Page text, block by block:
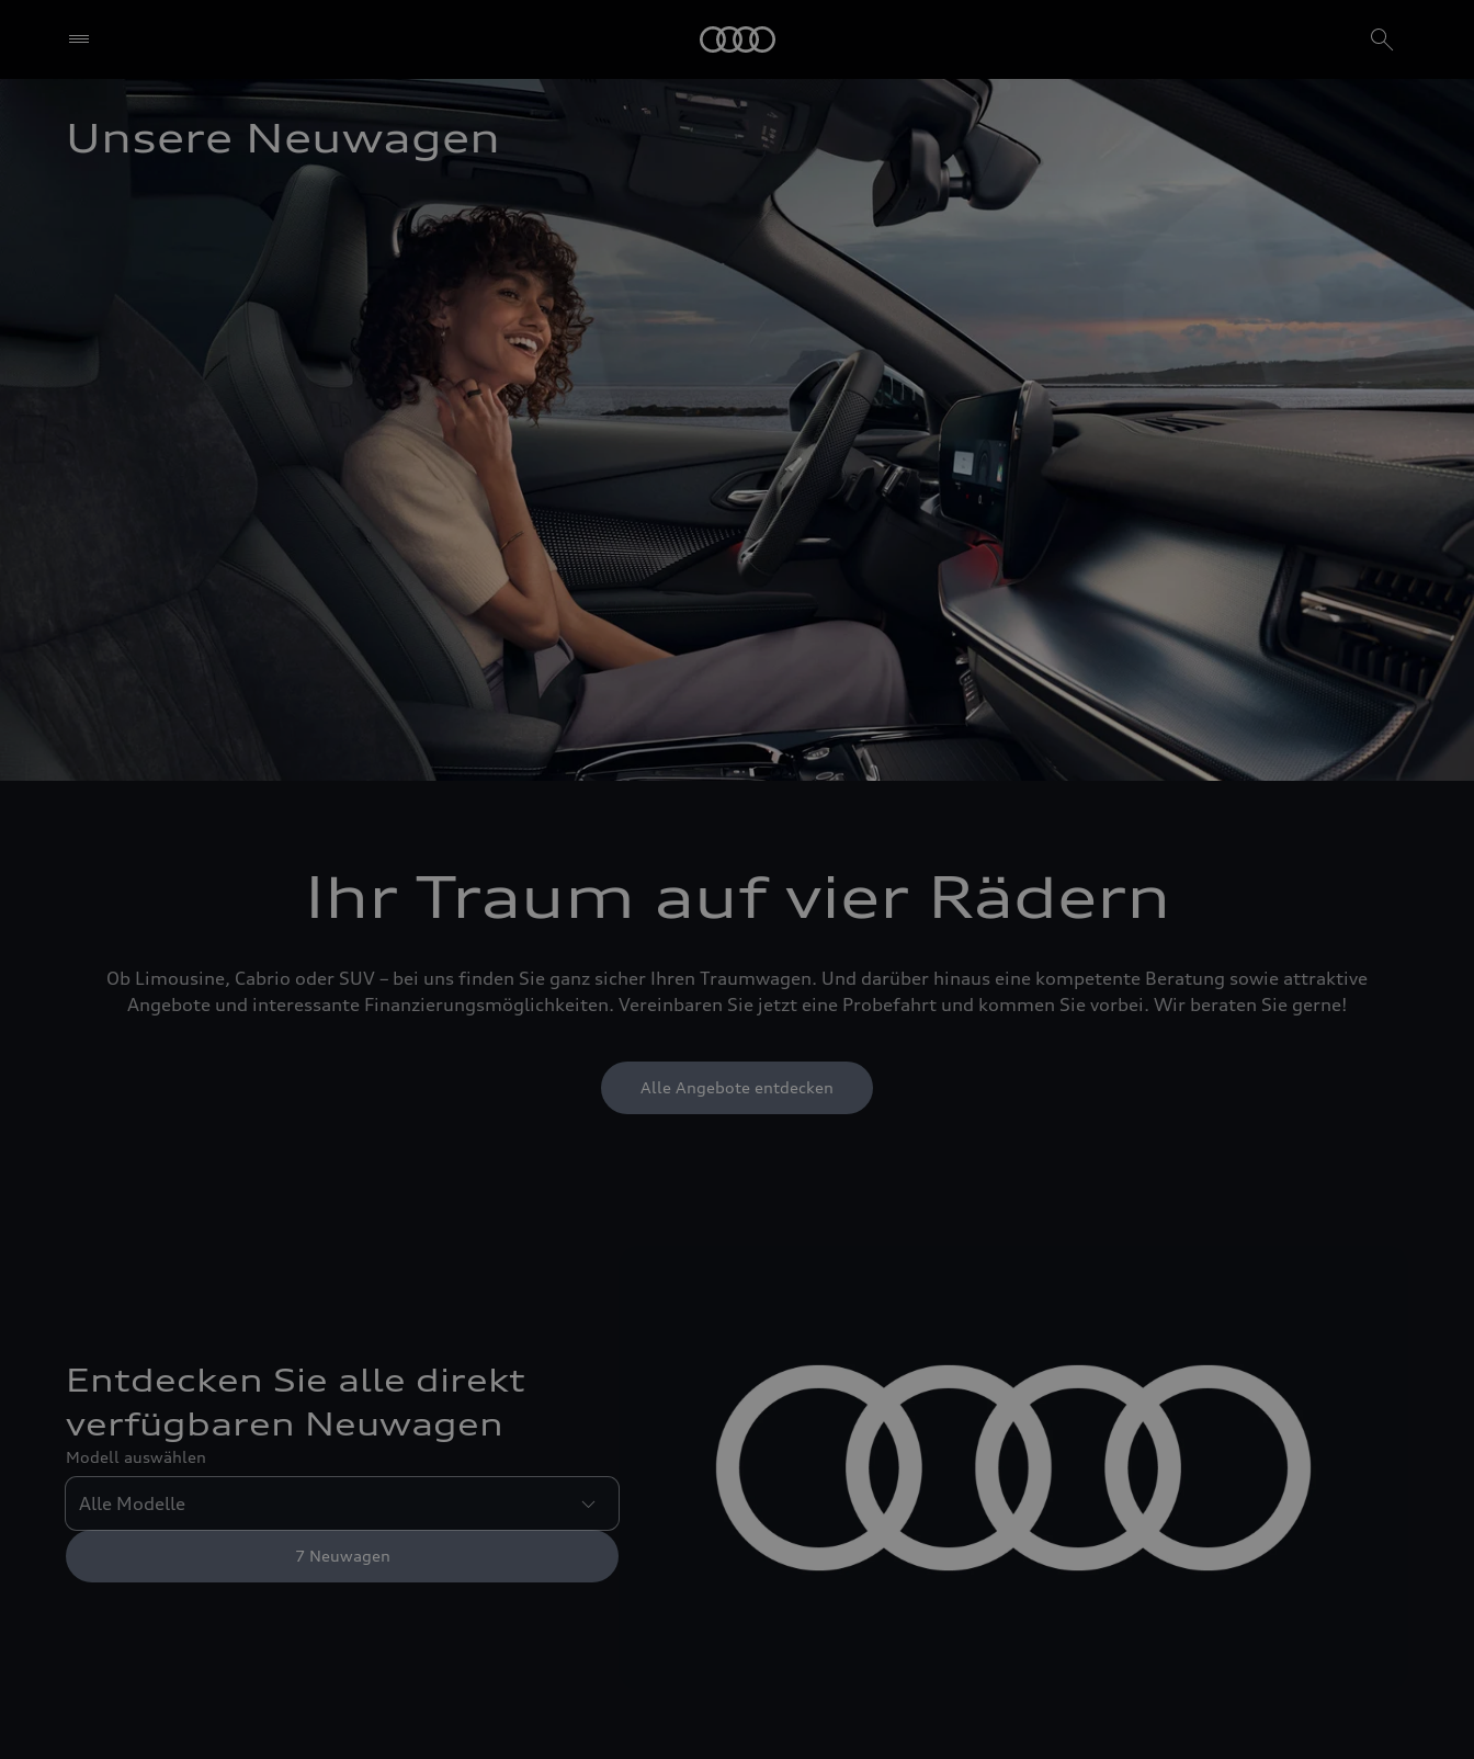
Unsere Neuwagen
Ihr Traum auf vier Rädern
Ob Limousine, Cabrio oder SUV – bei uns finden Sie ganz sicher Ihren Traumwagen. Und darüber hinaus eine kompetente Beratung sowie attraktive
Angebote und interessante Finanzierungsmöglichkeiten. Vereinbaren Sie jetzt eine Probefahrt und kommen Sie vorbei. Wir beraten Sie gerne!
Alle Angebote entdecken
Entdecken Sie alle direkt
verfügbaren Neuwagen
Modell auswählen
7 Neuwagen